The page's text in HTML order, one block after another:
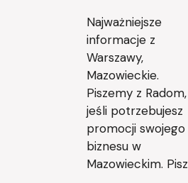
Najważniejsze
informacje z
Warszawy,
Mazowieckie.
Piszemy z Radom,
jeśli potrzebujesz
promocji swojego
biznesu w
Mazowieckim. Pisz